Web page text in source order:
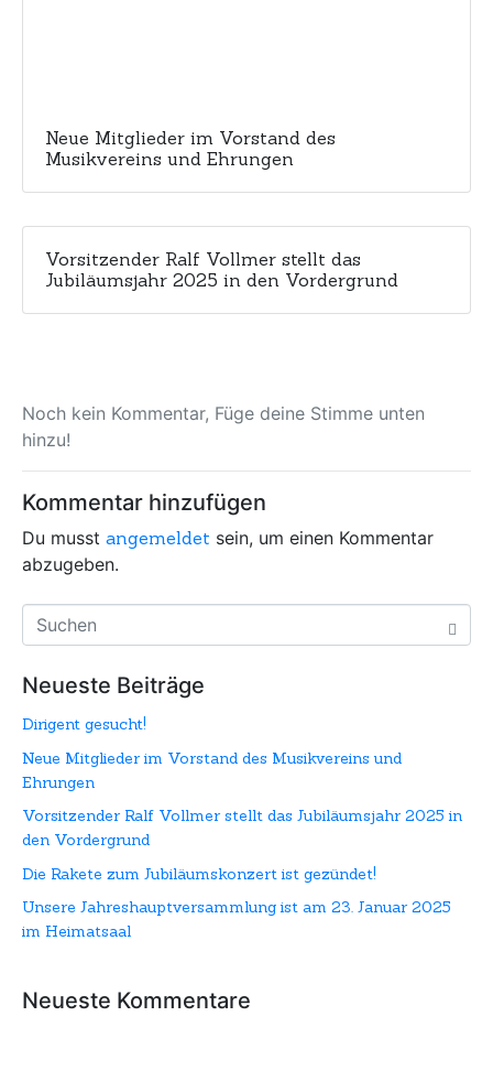
Neue Mitglieder im Vorstand des
Musikvereins und Ehrungen
Vorsitzender Ralf Vollmer stellt das
Jubiläumsjahr 2025 in den Vordergrund
Noch kein Kommentar, Füge deine Stimme unten
hinzu!
Kommentar hinzufügen
Du musst angemeldet sein, um einen Kommentar
abzugeben.
Neueste Beiträge
Dirigent gesucht!
Neue Mitglieder im Vorstand des Musikvereins und
Ehrungen
Vorsitzender Ralf Vollmer stellt das Jubiläumsjahr 2025 in
den Vordergrund
Die Rakete zum Jubiläumskonzert ist gezündet!
Unsere Jahreshauptversammlung ist am 23. Januar 2025
im Heimatsaal
Neueste Kommentare